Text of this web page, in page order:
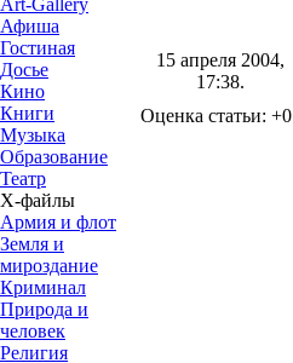
Art-Gallery
Афиша
Гостиная
Досье
Кино
Книги
Музыка
Образование
Театр
Х-файлы
Армия и флот
Земля и
мироздание
Криминал
Природа и
человек
Религия
15 апреля 2004,
17:38.
Оценка статьи: +0